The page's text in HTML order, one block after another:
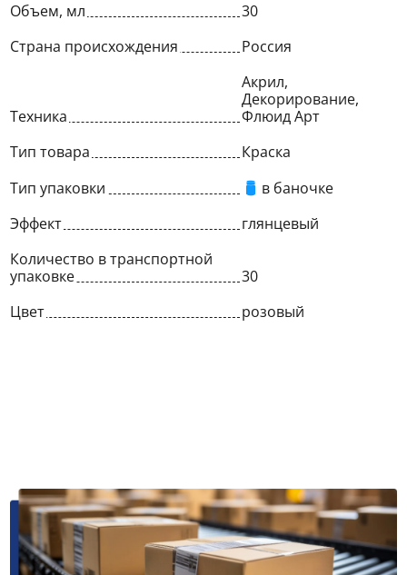
Объем, мл
30
Страна происхождения
Россия
Техника
Акрил,
Декорирование,
Флюид Арт
Тип товара
Краска
Тип упаковки
в баночке
Эффект
глянцевый
Количество в транспортной
упаковке
30
Цвет
розовый